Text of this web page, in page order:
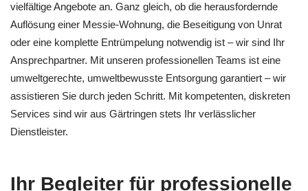
vielfältige Angebote an. Ganz gleich, ob die herausfordernde
Auflösung einer Messie-Wohnung, die Beseitigung von Unrat
oder eine komplette Entrümpelung notwendig ist – wir sind Ihr
Ansprechpartner. Mit unseren professionellen Teams ist eine
umweltgerechte, umweltbewusste Entsorgung garantiert – wir
assistieren Sie durch jeden Schritt. Mit kompetenten, diskreten
Services sind wir aus Gärtringen stets Ihr verlässlicher
Dienstleister.
Ihr Begleiter für professionelle